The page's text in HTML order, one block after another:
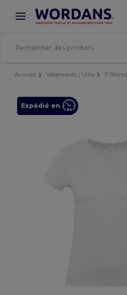
× Appli Wordans
Meilleurs prix sur l’app !
Accueil Vêtements | Unis T-Shirts
Expédié en